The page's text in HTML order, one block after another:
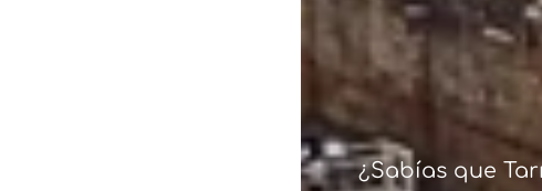
¿Sabías que